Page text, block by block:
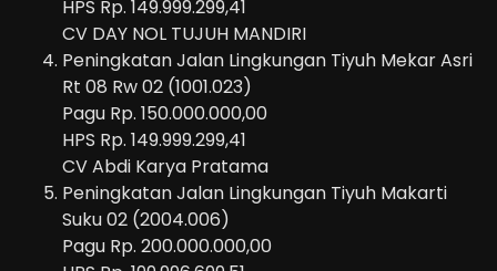
HPS Rp. 149.999.299,41
CV DAY NOL TUJUH MANDIRI
Peningkatan Jalan Lingkungan Tiyuh Mekar Asri
Rt 08 Rw 02 (1001.023)
Pagu Rp. 150.000.000,00
HPS Rp. 149.999.299,41
CV Abdi Karya Pratama
Peningkatan Jalan Lingkungan Tiyuh Makarti
Suku 02 (2004.006)
Pagu Rp. 200.000.000,00